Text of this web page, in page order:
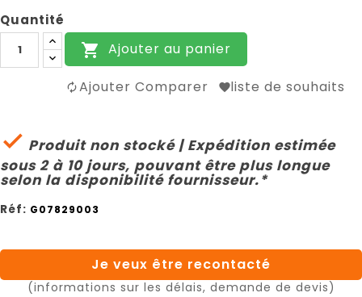
Quantité
 Ajouter au panier
Ajouter Comparer liste de souhaits
 Produit non stocké | Expédition estimée
sous 2 à 10 jours, pouvant être plus longue
selon la disponibilité fournisseur.*
Réf: G07829003
Je veux être recontacté
(informations sur les délais, demande de devis)